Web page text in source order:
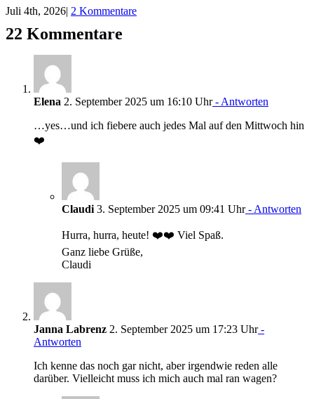
Juli 4th, 2026| 2 Kommentare
22 Kommentare
Elena 2. September 2025 um 16:10 Uhr- Antworten
…yes…und ich fiebere auch jedes Mal auf den Mittwoch hin
❤️
Claudi3. September 2025 um 09:41 Uhr- Antworten
Hurra, hurra, heute! ❤️❤️ Viel Spaß.
Ganz liebe Grüße,
Claudi
Janna Labrenz 2. September 2025 um 17:23 Uhr-
Antworten
Ich kenne das noch gar nicht, aber irgendwie reden alle
darüber. Vielleicht muss ich mich auch mal ran wagen?